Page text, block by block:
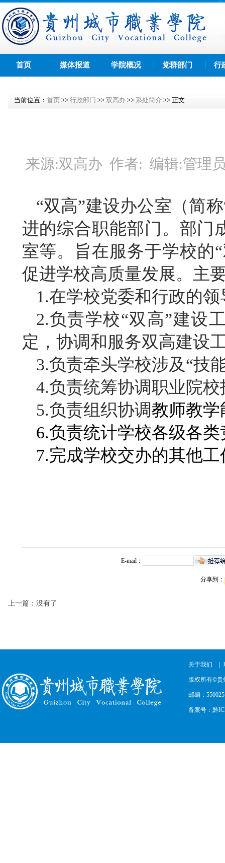
首页 媒体报道 学院概况 党群部门 行
当前位置： 首页 >> 行政部门 >> 双高办 >> 系处简介 >> 正文
来源:双高办作者: 编辑:管理
“双高”建设办公室（简
进的综合职能部门。 部门
室等。旨在服务于学校的
促进学校高质量发展。主
1.在学校党委和行政的领
2.负责学校“双高”建设
定，协调和服务双高建设
3.负责牵头学校涉及“技
4.负责统筹协调职业院
5.负责组织协调教师教学
6.负责统计学校各级各
7.完成学校交办的其他工
E-mail：
分享到：
上一篇：没有了
关于我们 |
版权所有©贵
邮编：
备案号：黔